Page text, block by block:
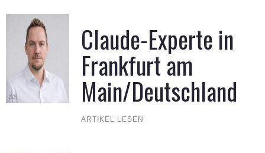
Claude-Experte in
Frankfurt am
Main/Deutschland
ARTIKEL LESEN